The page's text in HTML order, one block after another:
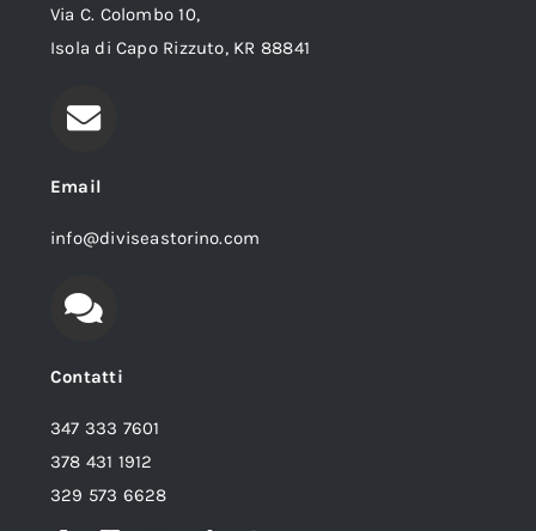
Via C. Colombo 10,
Isola di Capo Rizzuto, KR 88841
Email
info@diviseastorino.com
Contatti
347 333 7601
378 431 1912
329 573 6628